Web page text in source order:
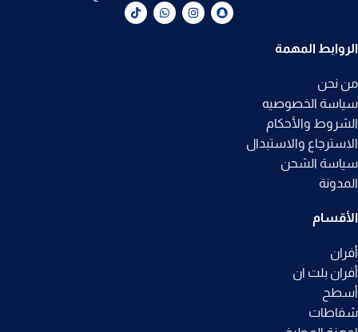
الروابط المهمة
من نحن
سياسة الخصوصيه
الشروط والأحكام
الاسترجاع والاستبدال
سياسة الشحن
المدونة
الأقسام
أفران
أفران بلت ان
أسطح
شفاطات